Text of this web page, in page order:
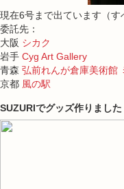
現在6号まで出ています（す
委託先：
大阪 シカク
岩手 Cyg Art Gallery
青森 弘前れんが倉庫美術館
京都 風の駅
SUZURIでグッズ作りました